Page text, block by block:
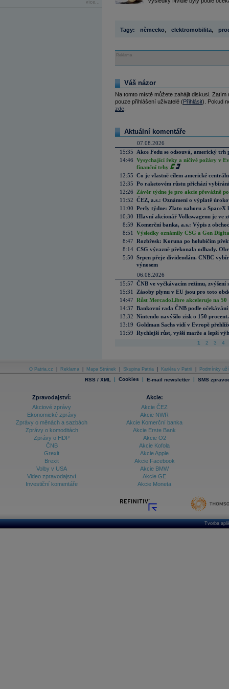
více...
Tagy: německo elektromobilita
Reklama
Váš názor
Na tomto místě můžete zahájit diskusi.
pouze přihlášení uživatelé (Přihlásit). Pokud
zde
Aktuální komentáře
07.08.2026
15:35
Akce Fedu se odsouvá, americký
14:46 Vysychající řeky a ničivé požáry v
finanční trhy
12:55 Co je vlastně cílem americké
12:35 Po raketovém růstu přichází
12:26
Závěr týdne je pro akcie převážně
11:52 ČEZ, a.s.: Oznámení o výplatě
11:00 Perly týdne: Zlato nahoru a SpaceX
10:30 Hlavní akcionář Volkswagenu je ve
8:59 Komerční banka, a.s.: Výpis z
8:51
Výsledky oznámily CSG a Gen
8:47 Rozbřesk: Koruna po holubičím
8:14 CSG výrazně překonala odhady.
5:50 Srpen přeje dividendám. CNBC
výnosem
06.08.2026
15:57 ČNB ve vyčkávacím režimu, zvýšení
15:31
Zásoby plynu v EU jsou pro toto
14:47 Růst MercadoLibre akceleruje na
14:37 Bankovní rada ČNB podle
13:32 Nintendo navýšilo zisk o 150
13:19 Goldman Sachs vidí v Evropě
11:59 Rychlejší růst, vyšší marže a lepší
1 2 3 4
O Patria.cz Reklama Mapa Stránek Skupina Patria Kariéra v Patrii Podmínky
RSS / XML | Cookies | E-mail newsletter | SMS
Zpravodajství:
Akciové zprávy
Ekonomické zprávy
Zprávy o měnách a sazbách
Zprávy o komoditách
Zprávy o HDP
ČNB
Grexit
Brexit
Volby v USA
Video zpravodajství
Investiční komentáře
Akcie:
Akcie ČEZ
Akcie NWR
Akcie Komerční banka
Akcie Erste Bank
Akcie O2
Akcie Kofola
Akcie Apple
Akcie Facebook
Akcie BMW
Akcie GE
Akcie Moneta
Tvorba